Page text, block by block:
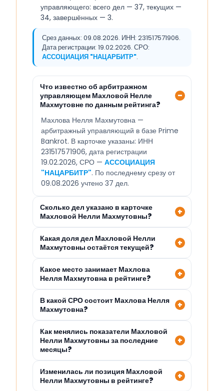
управляющего: всего дел — 37, текущих —
34, завершённых — 3.
Срез данных: 09.08.2026. ИНН: 231517571906.
Дата регистрации: 19.02.2026. СРО:
АССОЦИАЦИЯ "НАЦАРБИТР".
Что известно об арбитражном
управляющем Махловой Нелле
Махмутовне по данным рейтинга?
Махлова Нелля Махмутовна —
арбитражный управляющий в базе Prime
Bankrot. В карточке указаны: ИНН
231517571906, дата регистрации
19.02.2026, СРО — АССОЦИАЦИЯ
"НАЦАРБИТР". По последнему срезу от
09.08.2026 учтено 37 дел.
Сколько дел указано в карточке
Махловой Нелли Махмутовны?
Какая доля дел Махловой Нелли
Махмутовны остаётся текущей?
Какое место занимает Махлова
Нелля Махмутовна в рейтинге?
В какой СРО состоит Махлова Нелля
Махмутовна?
Как менялись показатели Махловой
Нелли Махмутовны за последние
месяцы?
Изменилась ли позиция Махловой
Нелли Махмутовны в рейтинге?